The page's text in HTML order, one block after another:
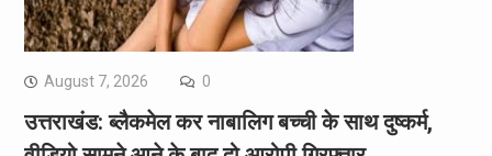
August 7, 2026 0
उत्तराखंड: ब्लैकमेल कर नाबालिग बच्ची के साथ दुष्कर्म,